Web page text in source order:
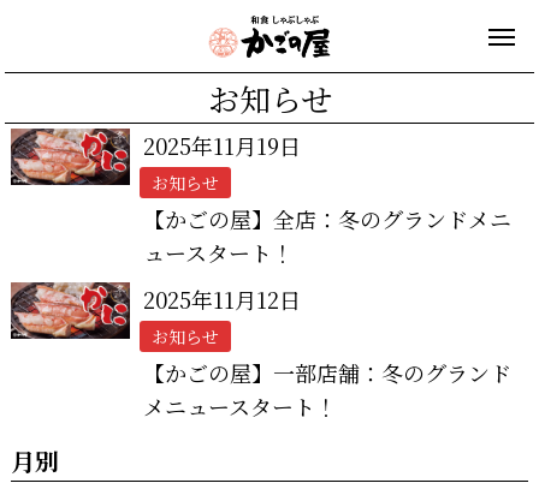
お知らせ
2025年11月19日
お知らせ
【かごの屋】全店：冬のグランドメニ
ュースタート！
2025年11月12日
お知らせ
【かごの屋】一部店舗：冬のグランド
メニュースタート！
月別